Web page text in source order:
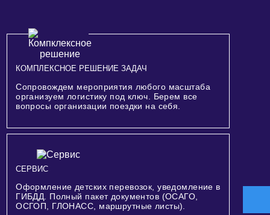
КОМПЛЕКСНОЕ РЕШЕНИЕ ЗАДАЧ
Сопровождем мероприятия любого масштаба
организуем логистику под ключ. Берем все
вопросы организации поездки на себя.
СЕРВИС
Оформление детских перевозок, уведомление в
ГИБДД. Полный пакет документов (ОСАГО,
ОСГОП, ГЛОНАСС, маршрутные листы).